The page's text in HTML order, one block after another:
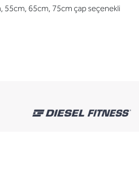
55cm, 65cm, 75cm çap seçenekli